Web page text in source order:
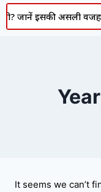
जानें इसकी असली
It seems we can’t